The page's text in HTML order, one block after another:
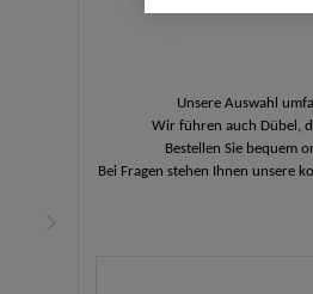
Unsere Auswahl
Wir führen auch Dübel,
Bestellen Sie bequem
Bei Fragen stehen Ihnen unsere